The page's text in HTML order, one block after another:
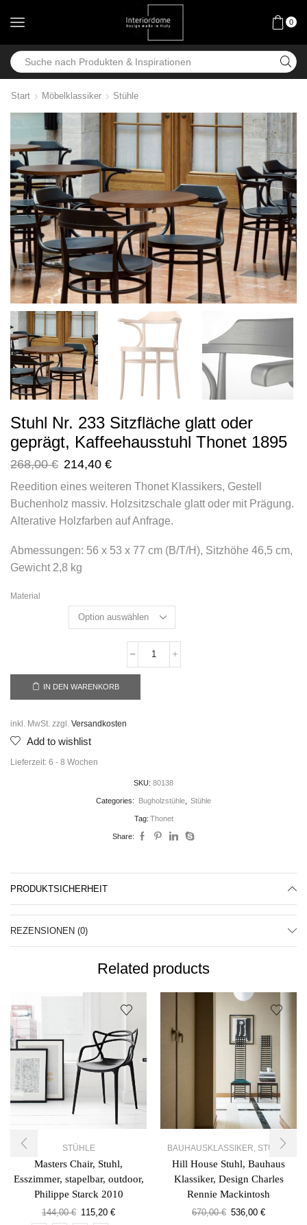
0
Start Möbelklassiker Stühle
Stuhl Nr. 233 Sitzfläche glatt oder
geprägt, Kaffeehausstuhl Thonet 1895
268,00€ 214,40 €
Reedition eines weiteren Thonet Klassikers, Gestell
Buchenholz massiv. Holzsitzschale glatt oder mit Prägung.
Alterative Holzfarben auf Anfrage.
Abmessungen: 56 x 53 x 77 cm (B/T/H), Sitzhöhe 46,5 cm,
Gewicht 2,8 kg
Material
IN DEN WARENKORB
inkl. MwSt. zzgl. Versandkosten
Add to wishlist
Lieferzeit: 6 - 8 Wochen
SKU: 80138
Categories: Bugholzstühle Stühle
Tag: Thonet
Share:
PRODUKTSICHERHEIT
REZENSIONEN (0)
Related products
STÜHLE
Masters Chair, Stuhl,
Esszimmer, stapelbar, outdoor,
Philippe Starck 2010
144,00€ 115,20 €
BAUHAUSKLASSIKER STÜHLE
Hill House Stuhl, Bauhaus
Klassiker, Design Charles
Rennie Mackintosh
670,00€ 536,00 €